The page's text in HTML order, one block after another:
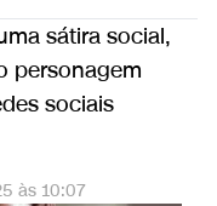
sátira social,
personagem
sociais
às 10:07